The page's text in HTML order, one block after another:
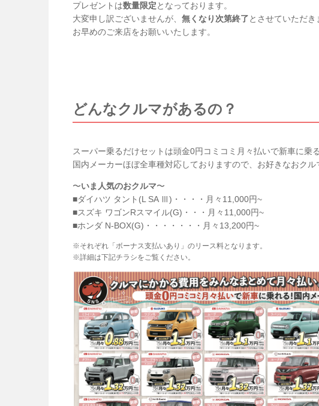
プレゼントは数量限定となっております。
大変申し訳ございませんが、 無くなり次第終了とさせていただき
お早めのご来店をお願いいたします。
どんなクルマがあるの？
スーパー乗るだけセットは頭金0円コミコミ月々払いで新車に乗
国内メーカーほぼ全車種対応しておりますので、お好きなおク
〜いま人気のおクルマ〜
■ダイハツ タント(L SA Ⅲ)・・・・月々11,000円~
■スズキ ワゴンRスマイル(G)・・・月々11,000円~
■ホンダ N-BOX(G)・・・・・・・月々13,200円~
※それぞれ「ボーナス支払いあり」のリース料となります。
※詳細は下記チラシをご覧ください。